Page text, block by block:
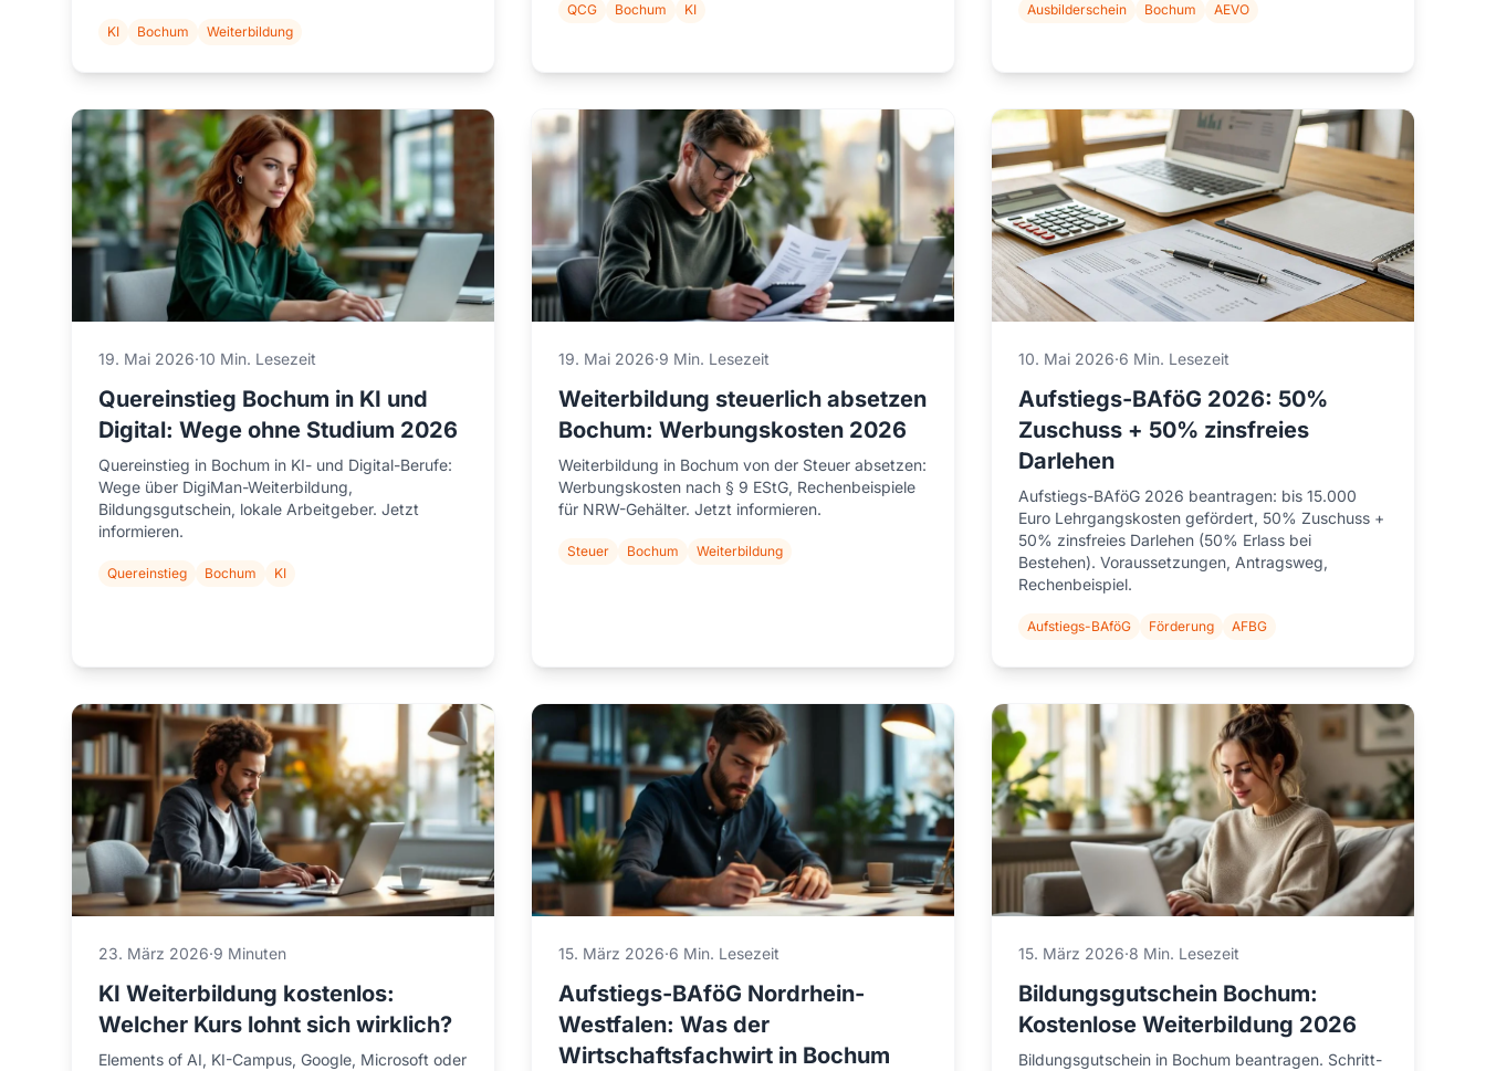
KI Bochum Weiterbildung
QCG Bochum KI Ausbilderschein Bochum AEVO
19. Mai 2026·10 Min. Lesezeit
Quereinstieg Bochum in KI und
Digital: Wege ohne Studium 2026
Quereinstieg in Bochum in KI- und Digital-Berufe:
Wege über DigiMan-Weiterbildung,
Bildungsgutschein, lokale Arbeitgeber. Jetzt
informieren.
Quereinstieg Bochum KI
19. Mai 2026·9 Min. Lesezeit
Weiterbildung steuerlich absetzen
Bochum: Werbungskosten 2026
Weiterbildung in Bochum von der Steuer absetzen:
Werbungskosten nach § 9 EStG, Rechenbeispiele
für NRW-Gehälter. Jetzt informieren.
Steuer Bochum Weiterbildung
10. Mai 2026·6 Min. Lesezeit
Aufstiegs-BAföG 2026: 50%
Zuschuss + 50% zinsfreies
Darlehen
Aufstiegs-BAföG 2026 beantragen: bis 15.000
Euro Lehrgangskosten gefördert, 50% Zuschuss +
50% zinsfreies Darlehen (50% Erlass bei
Bestehen). Voraussetzungen, Antragsweg,
Rechenbeispiel.
Aufstiegs-BAföG Förderung AFBG
23. März 2026·9 Minuten
KI Weiterbildung kostenlos:
Welcher Kurs lohnt sich wirklich?
Elements of AI, KI-Campus, Google, Microsoft oder
15. März 2026·6 Min. Lesezeit
Aufstiegs-BAföG Nordrhein-
Westfalen: Was der
Wirtschaftsfachwirt in Bochum
15. März 2026·8 Min. Lesezeit
Bildungsgutschein Bochum:
Kostenlose Weiterbildung 2026
Bildungsgutschein in Bochum beantragen. Schritt-